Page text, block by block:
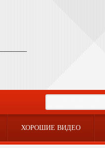
ХОРОШИЕ ВИДЕО